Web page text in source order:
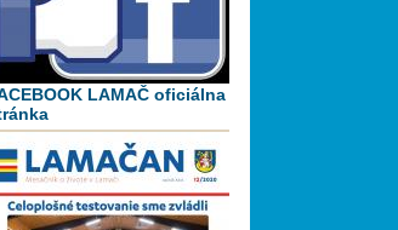
LAMAČ oficiálna